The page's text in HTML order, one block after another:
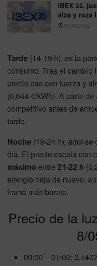
IBEX 35,
alza y roza
06/08/2026
Tarde (14-19 h): es la
consumo. Tras el cambio
precio cae con fuerza y
(0,044 €/kWh). A partir
competitivo antes de
tarde.
Noche (19-24 h): aquí se
día. El precio escala con
máximo entre 21-22 h
energía baja de nuevo,
tramo más barato.
Precio de la
8/
00:00 – 01:00: